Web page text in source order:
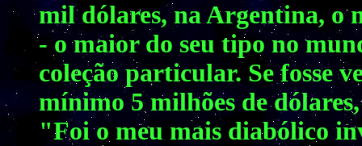
mil dólares, na Argentina, o
- o maior do seu tipo no
coleção particular. Se fosse
mínimo 5 milhões de
"Foi o meu mais diabólico